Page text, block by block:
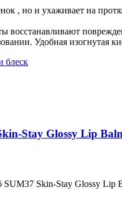
, но и ухаживает на
восстанавливают
Удобная изогнутая
блеск
Stay Glossy Lip
SUM37 Skin-Stay Glossy Lip